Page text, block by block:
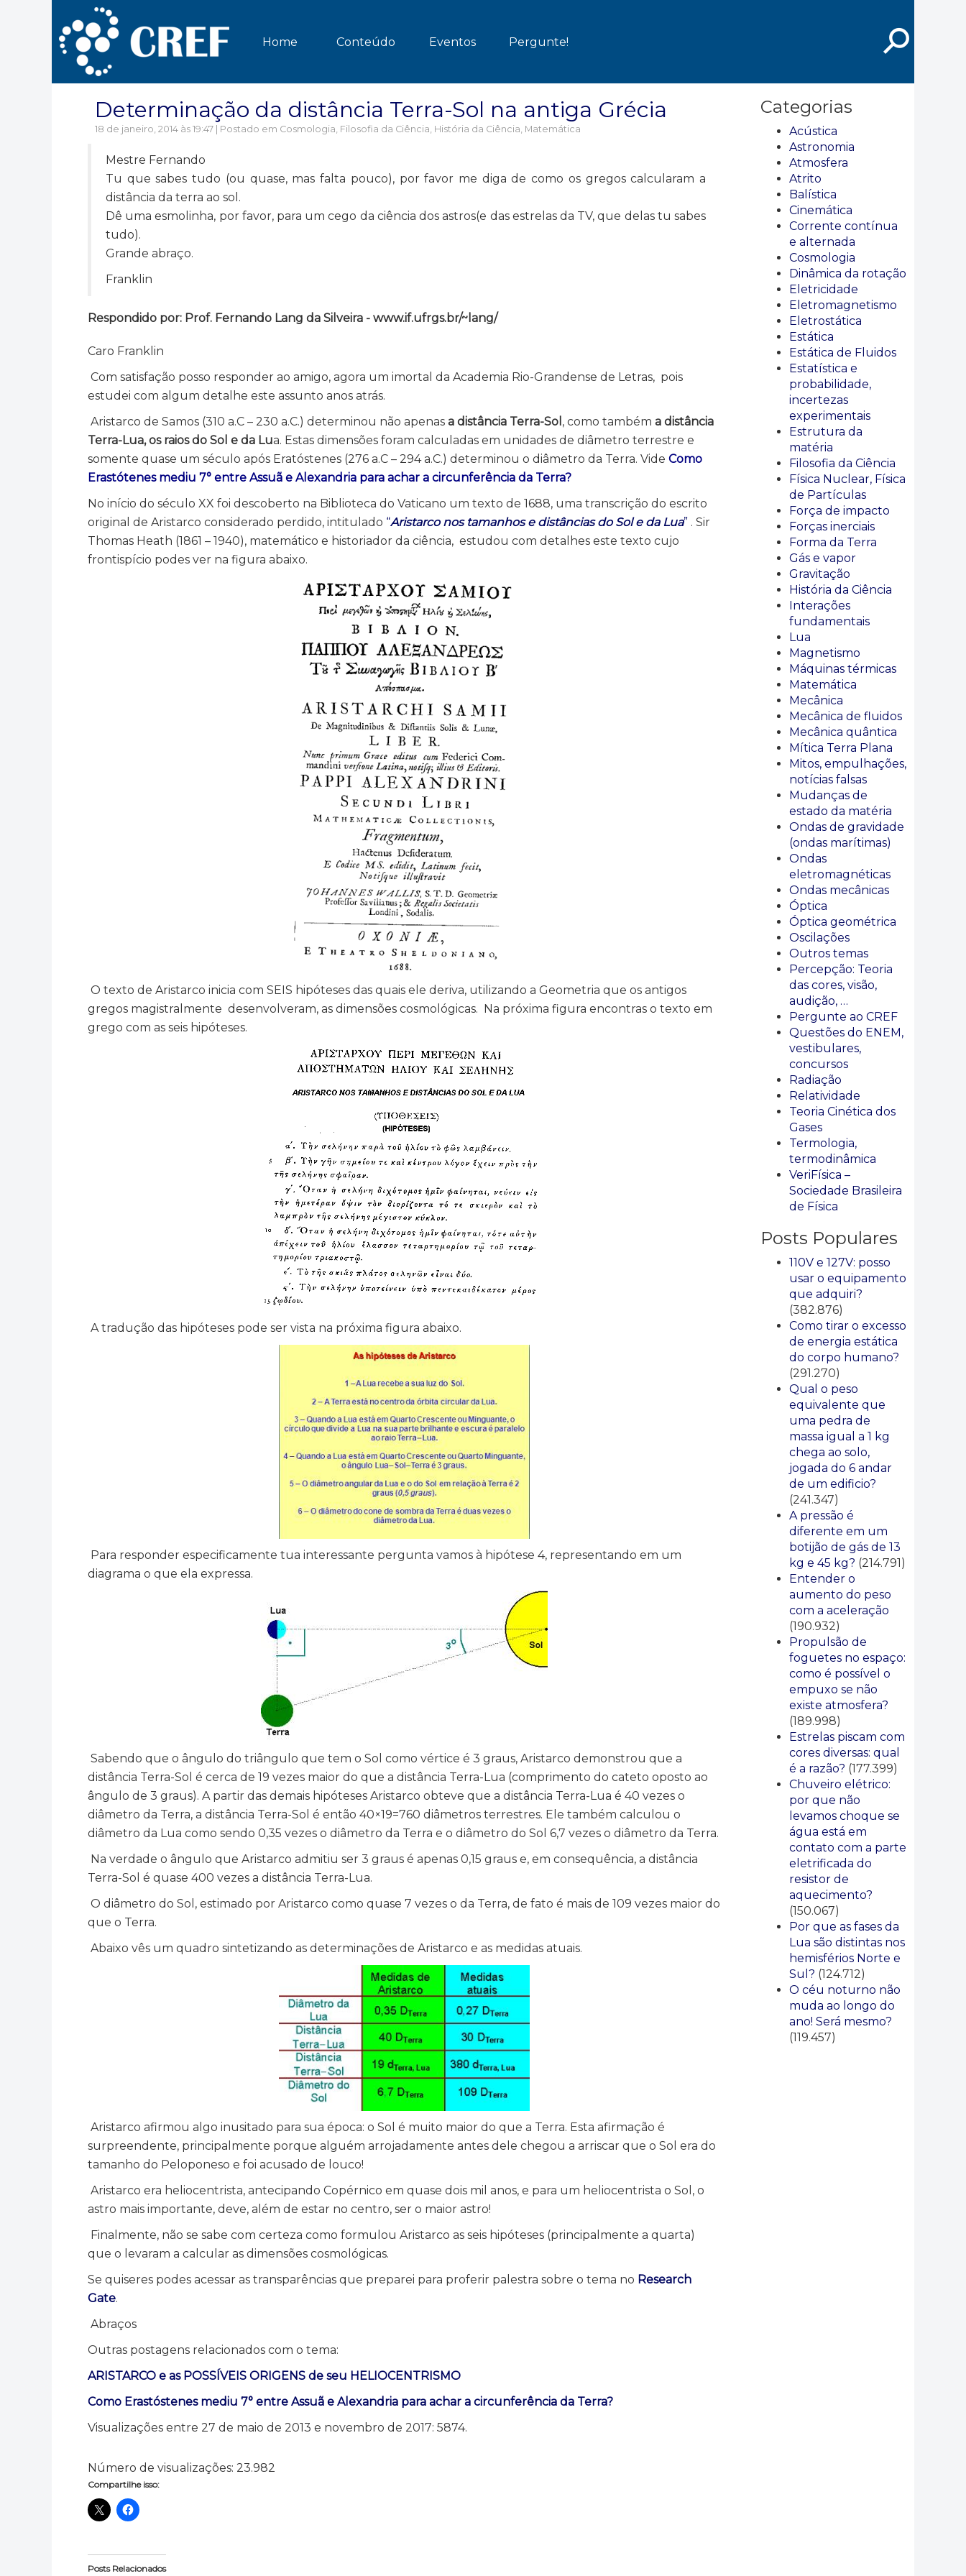
⚲
Home Conteúdo Eventos Pergunte!
Determinação da distância Terra-Sol na antiga Grécia
18 de janeiro, 2014 às 19:47 | Postado em Cosmologia, Filosofia da Ciência, História da Ciência, Matemática
Mestre Fernando
Tu que sabes tudo (ou quase, mas falta pouco), por favor me diga de como os gregos calcularam a
distância da terra ao sol.
Dê uma esmolinha, por favor, para um cego da ciência dos astros(e das estrelas da TV, que delas tu sabes
tudo).
Grande abraço.
Franklin
Respondido por: Prof. Fernando Lang da Silveira - www.if.ufrgs.br/~lang/
Caro Franklin
Com satisfação posso responder ao amigo, agora um imortal da Academia Rio-Grandense de Letras, pois
estudei com algum detalhe este assunto anos atrás.
Aristarco de Samos (310 a.C – 230 a.C.) determinou não apenas a distância Terra-Sol , como também a distância
Terra-Lua, os raios do Sol e da Lua. Estas dimensões foram calculadas em unidades de diâmetro terrestre e
somente quase um século após Eratóstenes (276 a.C – 294 a.C.) determinou o diâmetro da Terra. Vide Como
Erastótenes mediu 7° entre Assuã e Alexandria para achar a circunferência da Terra?
No início do século XX foi descoberto na Biblioteca do Vaticano um texto de 1688, uma transcrição do escrito
original de Aristarco considerado perdido, intitulado “Aristarco nos tamanhos e distâncias do Sol e da Lua” . Sir
Thomas Heath (1861 – 1940), matemático e historiador da ciência, estudou com detalhes este texto cujo
frontispício podes ver na figura abaixo.
O texto de Aristarco inicia com SEIS hipóteses das quais ele deriva, utilizando a Geometria que os antigos
gregos magistralmente desenvolveram, as dimensões cosmológicas. Na próxima figura encontras o texto em
grego com as seis hipóteses.
A tradução das hipóteses pode ser vista na próxima figura abaixo.
Para responder especificamente tua interessante pergunta vamos à hipótese 4, representando em um
diagrama o que ela expressa.
Sabendo que o ângulo do triângulo que tem o Sol como vértice é 3 graus, Aristarco demonstrou que a
distância Terra-Sol é cerca de 19 vezes maior do que a distância Terra-Lua (comprimento do cateto oposto ao
ângulo de 3 graus). A partir das demais hipóteses Aristarco obteve que a distância Terra-Lua é 40 vezes o
diâmetro da Terra, a distância Terra-Sol é então 40×19=760 diâmetros terrestres. Ele também calculou o
diâmetro da Lua como sendo 0,35 vezes o diâmetro da Terra e o diâmetro do Sol 6,7 vezes o diâmetro da Terra.
Na verdade o ângulo que Aristarco admitiu ser 3 graus é apenas 0,15 graus e, em consequência, a distância
Terra-Sol é quase 400 vezes a distância Terra-Lua.
O diâmetro do Sol, estimado por Aristarco como quase 7 vezes o da Terra, de fato é mais de 109 vezes maior do
que o Terra.
Abaixo vês um quadro sintetizando as determinações de Aristarco e as medidas atuais.
Aristarco afirmou algo inusitado para sua época: o Sol é muito maior do que a Terra. Esta afirmação é
surpreendente, principalmente porque alguém arrojadamente antes dele chegou a arriscar que o Sol era do
tamanho do Peloponeso e foi acusado de louco!
Aristarco era heliocentrista, antecipando Copérnico em quase dois mil anos, e para um heliocentrista o Sol, o
astro mais importante, deve, além de estar no centro, ser o maior astro!
Finalmente, não se sabe com certeza como formulou Aristarco as seis hipóteses (principalmente a quarta)
que o levaram a calcular as dimensões cosmológicas.
Se quiseres podes acessar as transparências que preparei para proferir palestra sobre o tema no Research
Gate.
Abraços
Outras postagens relacionados com o tema:
ARISTARCO e as POSSÍVEIS ORIGENS de seu HELIOCENTRISMO
Como Erastóstenes mediu 7° entre Assuã e Alexandria para achar a circunferência da Terra?
Visualizações entre 27 de maio de 2013 e novembro de 2017: 5874.
Número de visualizações: 23.982
Compartilhe isso:
Posts Relacionados
Categorias
Acústica
Astronomia
Atmosfera
Atrito
Balística
Cinemática
Corrente contínua
e alternada
Cosmologia
Dinâmica da rotação
Eletricidade
Eletromagnetismo
Eletrostática
Estática
Estática de Fluidos
Estatística e
probabilidade,
incertezas
experimentais
Estrutura da
matéria
Filosofia da Ciência
Física Nuclear, Física
de Partículas
Força de impacto
Forças inerciais
Forma da Terra
Gás e vapor
Gravitação
História da Ciência
Interações
fundamentais
Lua
Magnetismo
Máquinas térmicas
Matemática
Mecânica
Mecânica de fluidos
Mecânica quântica
Mítica Terra Plana
Mitos, empulhações,
notícias falsas
Mudanças de
estado da matéria
Ondas de gravidade
(ondas marítimas)
Ondas
eletromagnéticas
Ondas mecânicas
Óptica
Óptica geométrica
Oscilações
Outros temas
Percepção: Teoria
das cores, visão,
audição, …
Pergunte ao CREF
Questões do ENEM,
vestibulares,
concursos
Radiação
Relatividade
Teoria Cinética dos
Gases
Termologia,
termodinâmica
VeriFísica –
Sociedade Brasileira
de Física
Posts Populares
110V e 127V: posso
usar o equipamento
que adquiri?
(382.876)
Como tirar o excesso
de energia estática
do corpo humano?
(291.270)
Qual o peso
equivalente que
uma pedra de
massa igual a 1 kg
chega ao solo,
jogada do 6 andar
de um edificio?
(241.347)
A pressão é
diferente em um
botijão de gás de 13
kg e 45 kg? (214.791)
Entender o
aumento do peso
com a aceleração
(190.932)
Propulsão de
foguetes no espaço:
como é possível o
empuxo se não
existe atmosfera?
(189.998)
Estrelas piscam com
cores diversas: qual
é a razão? (177.399)
Chuveiro elétrico:
por que não
levamos choque se
água está em
contato com a parte
eletrificada do
resistor de
aquecimento?
(150.067)
Por que as fases da
Lua são distintas nos
hemisférios Norte e
Sul? (124.712)
O céu noturno não
muda ao longo do
ano! Será mesmo?
(119.457)